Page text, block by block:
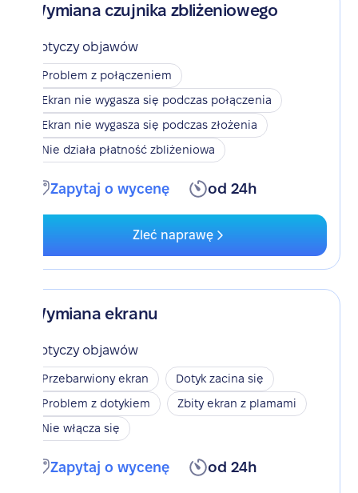
Wymiana czujnika zbliżeniowego
Dotyczy objawów
Problem z połączeniem
Ekran nie wygasza się podczas połączenia
Ekran nie wygasza się podczas złożenia
Nie działa płatność zbliżeniowa
Zapytaj o wycenę od 24h
Zleć naprawę
Wymiana ekranu
Dotyczy objawów
Przebarwiony ekran
Dotyk zacina się
Problem z dotykiem
Zbity ekran z plamami
Nie włącza się
Zapytaj o wycenę od 24h